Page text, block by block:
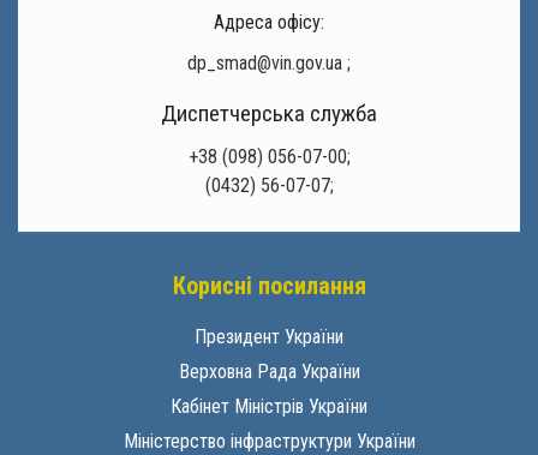
Адреса офісу:
dp_smad@vin.gov.ua ;
Диспетчерська служба
+38 (098) 056-07-00;
(0432) 56-07-07;
Корисні посилання
Президент України
Верховна Рада України
Кабінет Міністрів України
Міністерство інфраструктури України